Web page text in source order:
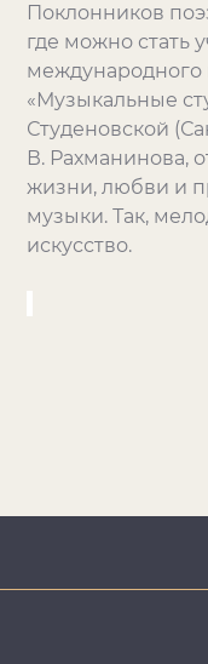
Поклонников
где можно стать
международного
«Музыкальные
Студеновской
В. Рахманинова,
жизни, любви и
музыки. Так,
искусство.